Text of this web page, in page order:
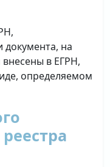
документа, на
в ЕГРН,
определяемом